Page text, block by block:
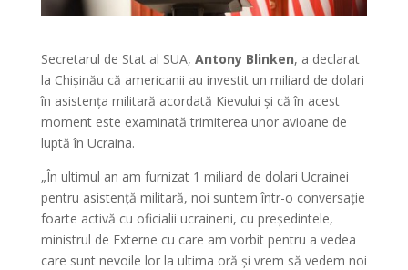
Secretarul de Stat al SUA, Antony Blinken, a declarat
la Chișinău că americanii au investit un miliard de dolari
în asistența militară acordată Kievului și că în acest
moment este examinată trimiterea unor avioane de
luptă în Ucraina.
„În ultimul an am furnizat 1 miliard de dolari Ucrainei
pentru asistență militară, noi suntem într-o conversație
foarte activă cu oficialii ucraineni, cu președintele,
ministrul de Externe cu care am vorbit pentru a vedea
care sunt nevoile lor la ultima oră și vrem să vedem noi